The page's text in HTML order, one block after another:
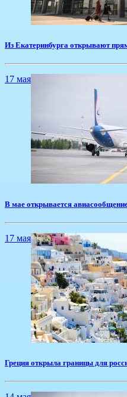
​Из Екатеринбурга открывают
17 мая
​В мае открывается
17 мая
​Греция открыла границы для